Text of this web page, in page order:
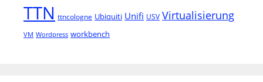
TTN ttncologne Ubiquiti Unifi USV Virtualisierung
VM Wordpress workbench